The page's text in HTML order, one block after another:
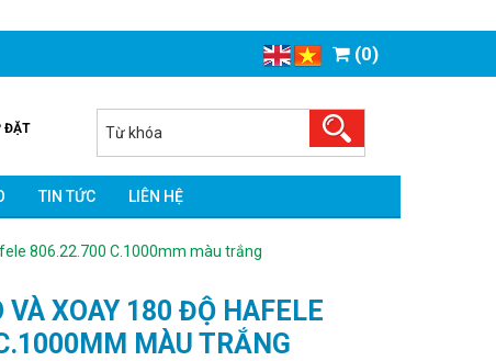
(0)
ĐẶT
TIN TỨC LIÊN HỆ
806.22.700 C.1000mm màu trắng
VÀ XOAY 180 ĐỘ HAFELE
MÀU TRẮNG